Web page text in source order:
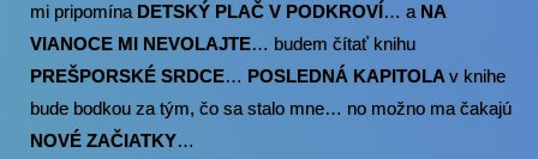
mi pripomína DETSKÝ PLAČ V PODKROVÍ… a NA
VIANOCE MI NEVOLAJTE… budem čítať knihu
PREŠPORSKÉ SRDCE… POSLEDNÁ KAPITOLA v knihe
bude bodkou za tým, čo sa stalo mne… no možno ma čakajú
NOVÉ ZAČIATKY…